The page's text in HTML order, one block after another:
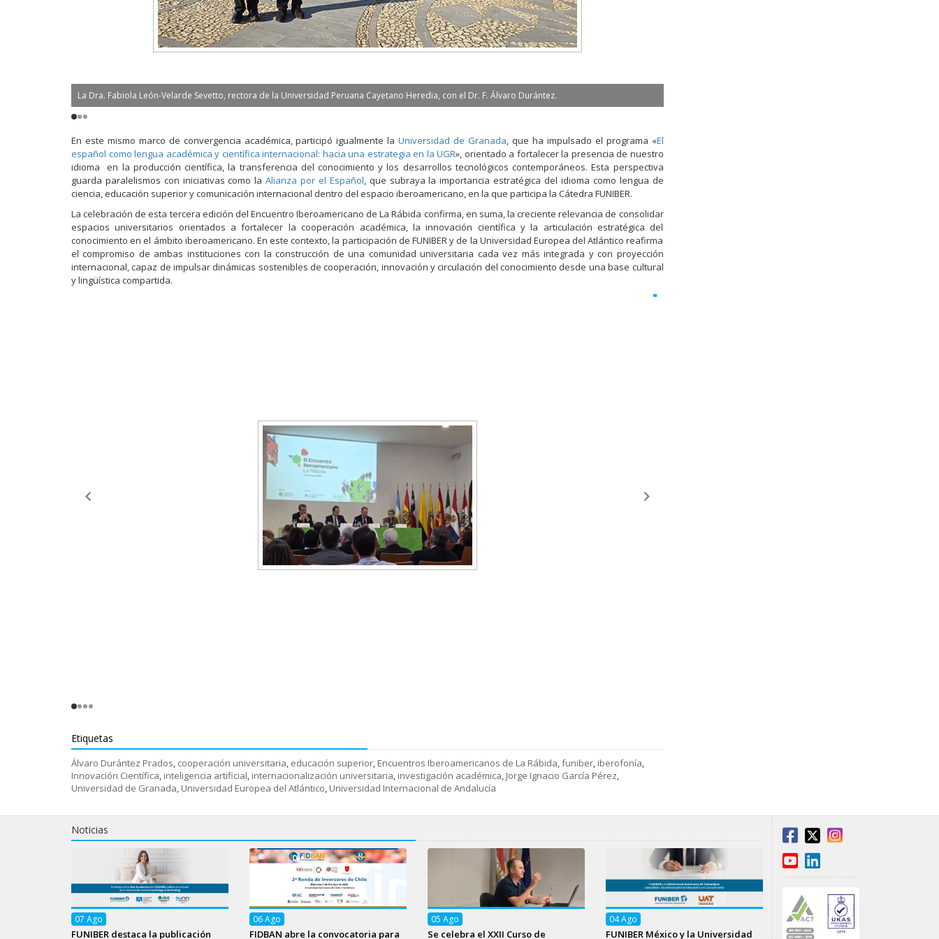
La Dra. Fabiola León-Velarde Sevetto, rectora de la Universidad Peruana Cayetano Heredia, con el Dr. F. Álvaro Durántez.
En este mismo marco de convergencia académica, participó igualmente laUniversidad de Granada, que ha impulsado el programa «El
español como lengua académica y científica internacional: hacia una estrategia en la UGR», orientado a fortalecer la presencia de nuestro
idioma en la producción científica, la transferencia del conocimiento y los desarrollos tecnológicos contemporáneos. Esta perspectiva
guarda paralelismos con iniciativas como laAlianza por el Español, que subraya la importancia estratégica del idioma como lengua de
ciencia, educación superior y comunicación internacional dentro del espacio iberoamericano, en la que participa la Cátedra FUNIBER.
La celebración de esta tercera edición del Encuentro Iberoamericano de La Rábida confirma, en suma, la creciente relevancia de consolidar
espacios universitarios orientados a fortalecer la cooperación académica, la innovación científica y la articulación estratégica del
conocimiento en el ámbito iberoamericano. En este contexto, la participación de FUNIBER y de la Universidad Europea del Atlántico reafirma
el compromiso de ambas instituciones con la construcción de una comunidad universitaria cada vez más integrada y con proyección
internacional, capaz de impulsar dinámicas sostenibles de cooperación, innovación y circulación del conocimiento desde una base cultural
y lingüística compartida.
Etiquetas
Álvaro Durántez Prados cooperación universitaria educación superior Encuentros Iberoamericanos de La Rábida funiber iberofonía
Innovación Científica inteligencia artificial internacionalización universitaria investigación académica Jorge Ignacio García Pérez
Universidad de Granada Universidad Europea del Atlántico Universidad Internacional de Andalucía
Noticias
07 Ago
FUNIBER destaca la publicación
06Ago
FIDBAN abre la convocatoria para
05 Ago
Se celebra el XXII Curso de
04Ago
FUNIBER México y la Universidad